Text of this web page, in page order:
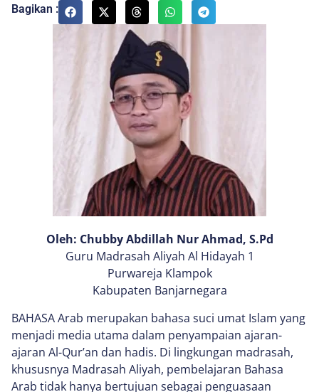
Bagikan :
Oleh: Chubby Abdillah Nur Ahmad, S.Pd
Guru Madrasah Aliyah Al Hidayah 1
Purwareja Klampok
Kabupaten Banjarnegara
BAHASA Arab merupakan bahasa suci umat Islam yang
menjadi media utama dalam penyampaian ajaran-
ajaran Al-Qur’an dan hadis. Di lingkungan madrasah,
khususnya Madrasah Aliyah, pembelajaran Bahasa
Arab tidak hanya bertujuan sebagai penguasaan